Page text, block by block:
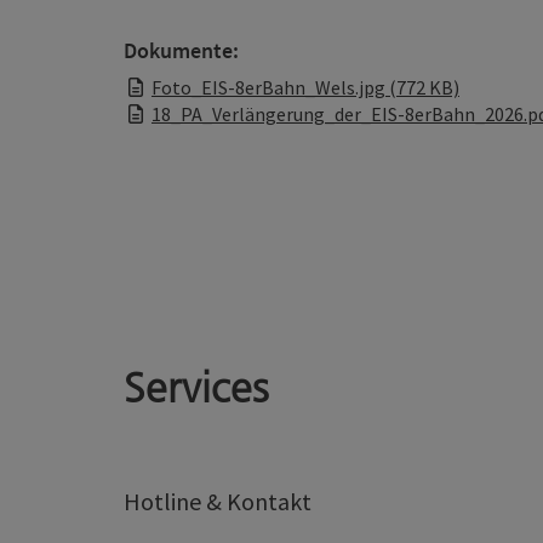
Dokumente:
Foto_EIS-8erBahn_Wels.jpg (772 KB)
18_PA_Verlängerung_der_EIS-
Services
Hotline & Kontakt